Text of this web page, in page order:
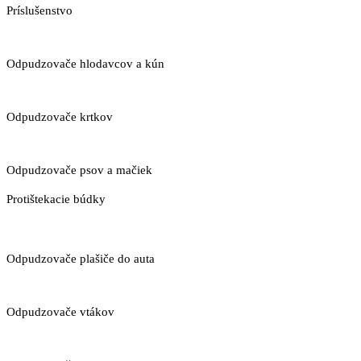
Príslušenstvo
Odpudzovače hlodavcov a kún
Odpudzovače krtkov
Odpudzovače psov a mačiek
Protištekacie búdky
Odpudzovače plašiče do auta
Odpudzovače vtákov